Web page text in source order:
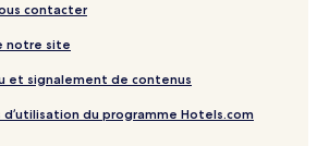
contacter
notre site
et signalement de contenus
du programme Hotels.com